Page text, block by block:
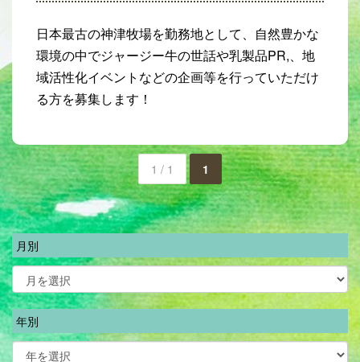
日本最古の神津牧場を勤務地として、自然豊かな
環境の中でジャージー牛の世話や乳製品PR,、地
域活性化イベントなどの企画等を行っていただけ
る方を募集します！
1 / 1 1
月別
年別